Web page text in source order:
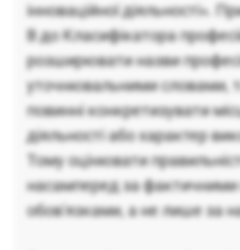
інноваційної діяльності».
В до Класифікатора
розширювати назви
уточнювальними словами,
повинні конкретизувати
діяльності або характер
Тому оцінювати
насамперед за
обов'язками, а не лише за